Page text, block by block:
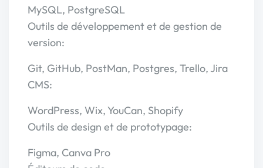
MySQL, PostgreSQL
Outils de développement et de gestion de
version:
Git, GitHub, PostMan, Postgres, Trello, Jira
CMS:
WordPress, Wix, YouCan, Shopify
Outils de design et de prototypage:
Figma, Canva Pro